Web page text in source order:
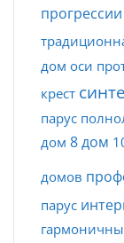
прогрессии
дом оси
крест
парус
дом 8 дом
домов
парус